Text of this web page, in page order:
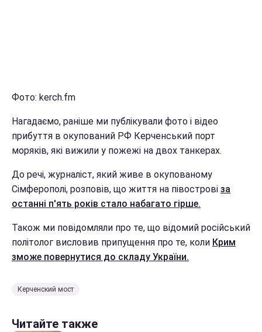
Фото: kerch.fm
Нагадаємо, раніше ми публікували фото і відео
прибуття в окупований РФ Керченський порт
моряків, які вижили у пожежі на двох танкерах.
До речі, журналіст, який живе в окупованому
Сімферополі, розповів, що життя на півострові за
останні п'ять років стало набагато гірше.
Також ми повідомляли про те, що відомий російський
політолог висловив припущення про те, коли Крим
зможе повернутися до складу України.
Керченский мост
Читайте также